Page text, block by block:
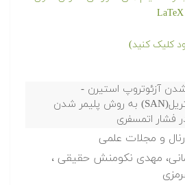
کلیک کنید)
شدن آزئوتروپ استیرن -
آکریلونیتریل(SAN) به روش پلیمر شدن
فشار اتمسفری
و مجلات علمی
مهدی نکومنش حقیقی ،